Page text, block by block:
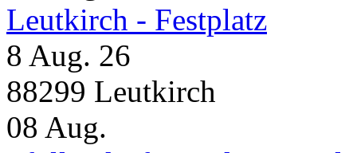
Leutkirch - Festplatz
8 Aug. 26
88299 Leutkirch
08 Aug.